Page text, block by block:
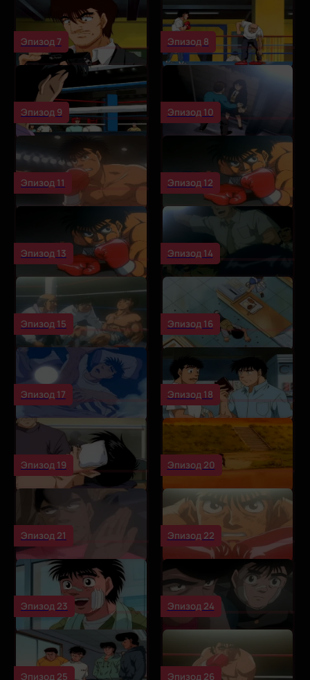
Эпизод 7 Эпизод 8
Эпизод 9 Эпизод 10
Эпизод 11 Эпизод 12
Эпизод 13 Эпизод 14
Эпизод 15 Эпизод 16
Эпизод 17 Эпизод 18
Эпизод 19 Эпизод 20
Эпизод 21 Эпизод 22
Эпизод 23 Эпизод 24
Эпизод 25 Эпизод 26